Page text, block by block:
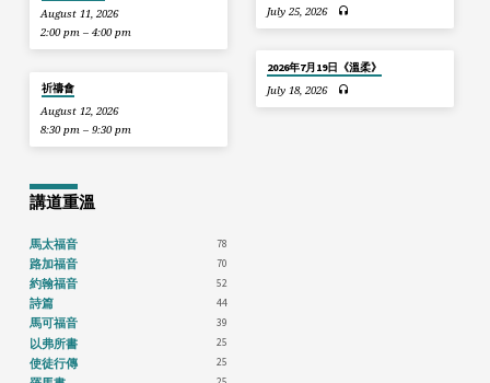
August 11, 2026
2:00 pm – 4:00 pm
祈禱會
August 12, 2026
8:30 pm – 9:30 pm
July 25, 2026
2026年7月19日《溫柔》
July 18, 2026
講道重溫
馬太福音 78
路加福音 70
約翰福音 52
詩篇 44
馬可福音 39
以弗所書 25
使徒行傳 25